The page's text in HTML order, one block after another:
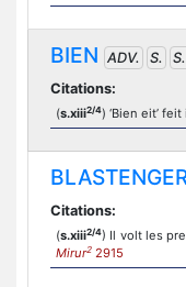
BIEN ADV. S.
Citations:
(s.xiii2/4) ‘Bien eit’
Citations:
(s.xiii2/4) Il volt les
Mirur2 2915